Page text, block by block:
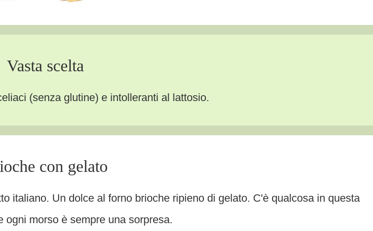
Vasta scelta
(senza glutine) e intolleranti al lattosio.
con gelato
italiano. Un dolce al forno brioche ripieno di gelato. C'è qualcosa in questa
ogni morso è sempre una sorpresa.